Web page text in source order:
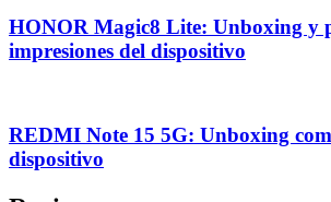
HONOR Magic8 Lite: Unboxing y
impresiones del dispositivo
REDMI Note 15 5G: Unboxing
dispositivo